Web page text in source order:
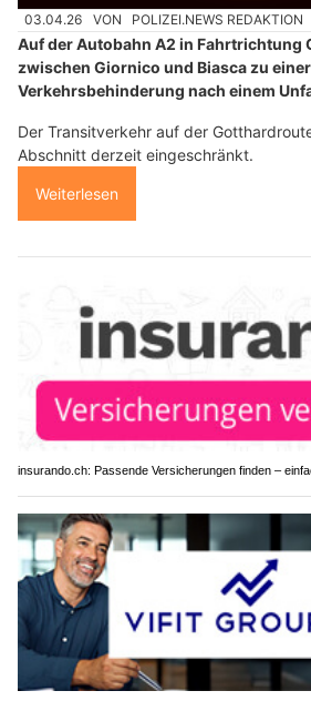
03.04.26 VON POLIZEI.NEWS REDAKTION
Auf der Autobahn A2 in Fahrtrichtung
zwischen Giornico und Biasca zu einer
Verkehrsbehinderung nach einem
Der Transitverkehr auf der
Abschnitt derzeit eingeschränkt.
Weiterlesen
insurando.ch: Passende Versicherungen finden –